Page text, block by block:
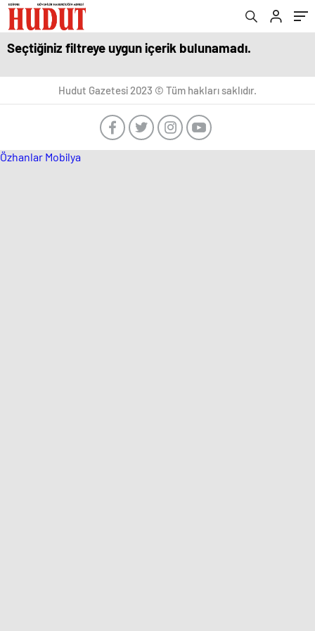
Seçtiğiniz filtreye uygun içerik bulunamadı.
Hudut Gazetesi 2023 © Tüm hakları saklıdır.
Özhanlar Mobilya